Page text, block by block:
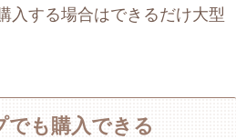
入する場合はできるだけ大型
も購入できる